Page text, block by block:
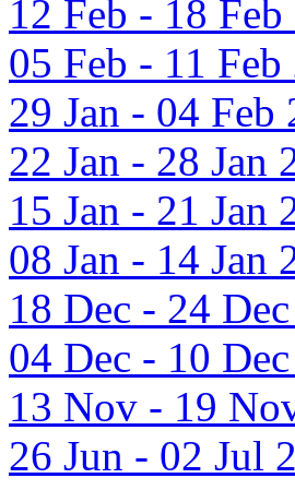
12 Feb - 18
05 Feb - 11 Feb
29 Jan - 04 Feb
22 Jan - 28 Jan
15 Jan - 21 Jan
08 Jan - 14 Jan
18 Dec - 24
04 Dec - 10
13 Nov - 19
26 Jun - 02 Jul